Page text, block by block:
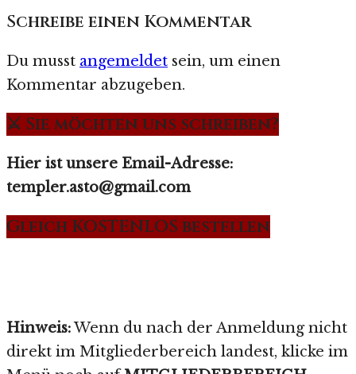
Schreibe einen Kommentar
Du musst angemeldet sein, um einen
Kommentar abzugeben.
⚔️ Sie möchten uns schreiben?
Hier ist unsere Email-Adresse:
templer.asto@gmail.com
Gleich KOSTENLOS bestellen
Hinweis:Wenn du nach der Anmeldung nicht
direkt im Mitgliederbereich landest, klicke im